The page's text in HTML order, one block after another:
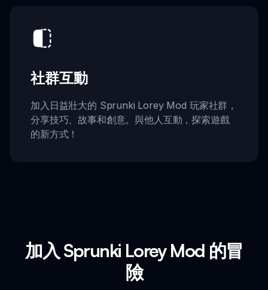
社群互動
加入日益壯大的 Sprunki Lorey Mod 玩家社群，
分享技巧、故事和創意。與他人互動，探索遊戲
的新方式！
加入 Sprunki Lorey Mod 的冒
險